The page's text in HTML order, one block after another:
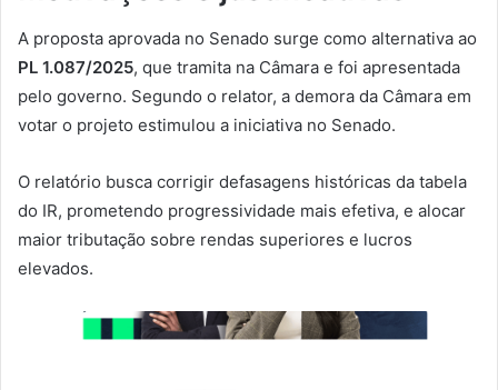
A proposta aprovada no Senado surge como alternativa ao
PL 1.087/2025, que tramita na Câmara e foi apresentada
pelo governo. Segundo o relator, a demora da Câmara em
votar o projeto estimulou a iniciativa no Senado.
O relatório busca corrigir defasagens históricas da tabela
do IR, prometendo progressividade mais efetiva, e alocar
maior tributação sobre rendas superiores e lucros
elevados.